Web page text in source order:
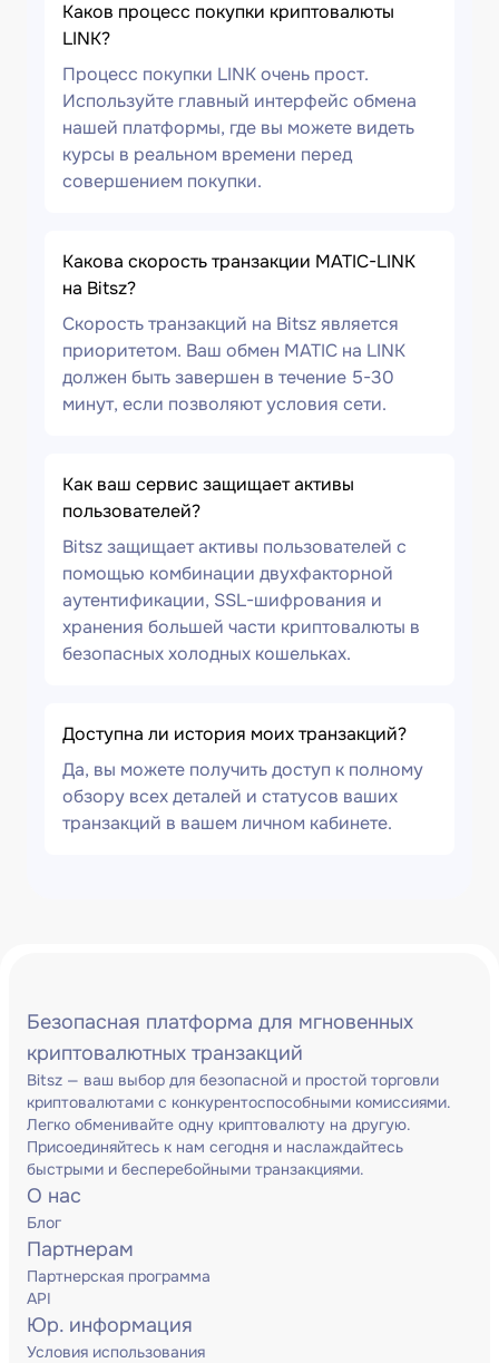
Каков процесс покупки криптовалюты
LINK?
Процесс покупки LINK очень прост.
Используйте главный интерфейс обмена
нашей платформы, где вы можете видеть
курсы в реальном времени перед
совершением покупки.
Какова скорость транзакции MATIC-LINK
на Bitsz?
Скорость транзакций на Bitsz является
приоритетом. Ваш обмен MATIC на LINK
должен быть завершен в течение 5-30
минут, если позволяют условия сети.
Как ваш сервис защищает активы
пользователей?
Bitsz защищает активы пользователей с
помощью комбинации двухфакторной
аутентификации, SSL-шифрования и
хранения большей части криптовалюты в
безопасных холодных кошельках.
Доступна ли история моих транзакций?
Да, вы можете получить доступ к полному
обзору всех деталей и статусов ваших
транзакций в вашем личном кабинете.
Безопасная платформа для мгновенных
криптовалютных транзакций
Bitsz — ваш выбор для безопасной и простой торговли
криптовалютами с конкурентоспособными комиссиями.
Легко обменивайте одну криптовалюту на другую.
Присоединяйтесь к нам сегодня и наслаждайтесь
быстрыми и бесперебойными транзакциями.
О нас
Блог
Партнерам
Партнерская программа
API
Юр. информация
Условия использования